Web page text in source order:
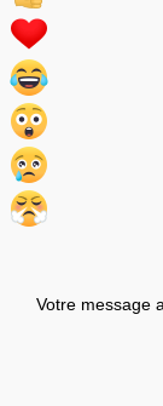
Votre message